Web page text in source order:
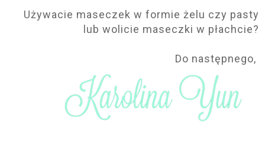
Używacie maseczek w formie żelu czy pasty
lub wolicie maseczki w płachcie?
Do następnego,